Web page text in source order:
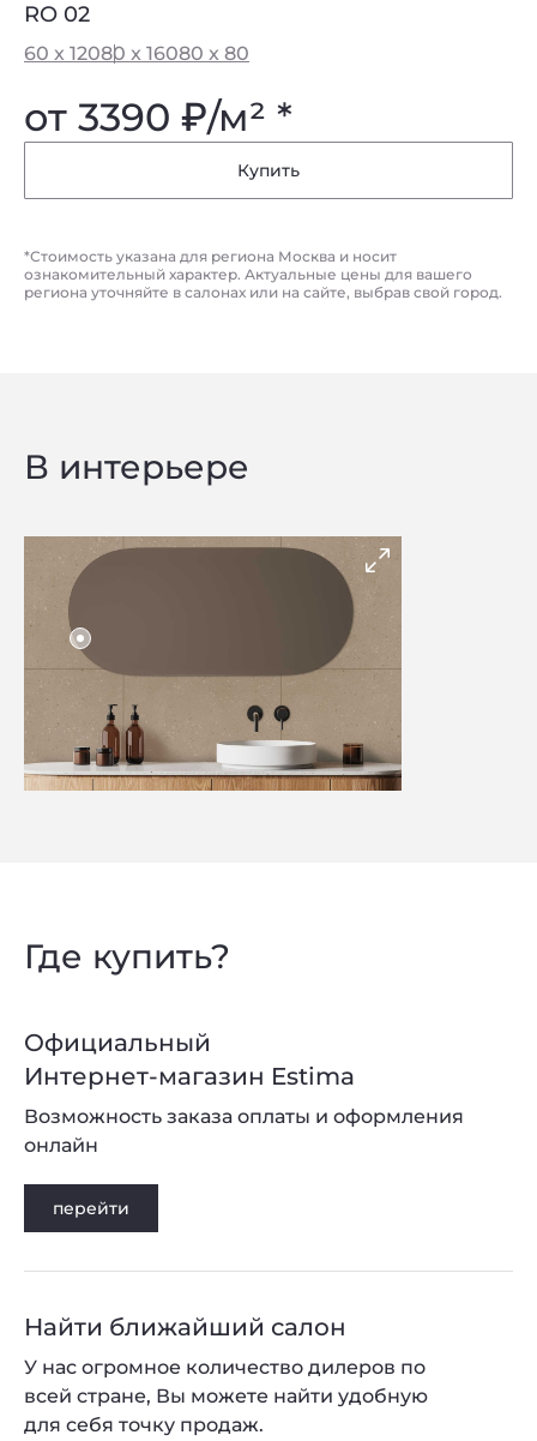
RO 02
60 x 12080 x 16080 x 80
от 3390 ₽/м² *
Купить
*Стоимость указана для региона Москва и носит
ознакомительный характер. Актуальные цены для вашего
региона уточняйте в салонах или на сайте, выбрав свой город.
В интерьере
Где купить?
Официальный
Интернет-магазин Estima
перейти
Возможность заказа оплаты и оформления
онлайн
Найти ближайший салон
У нас огромное количество дилеров по
всей стране, Вы можете найти удобную
для себя точку продаж.